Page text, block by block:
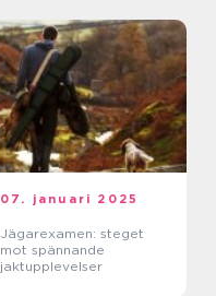
07. januari 2025
Jägarexamen: steget
mot spännande
jaktupplevelser